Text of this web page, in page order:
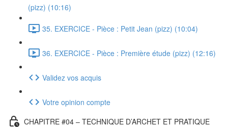
(pizz) (10:16)
35. EXERCICE - Pièce : Petit Jean (pizz) (10:04)
36. EXERCICE - Pièce : Première étude (pizz) (12:16)
Validez vos acquis
Votre opinion compte
CHAPITRE #04 – TECHNIQUE D’ARCHET ET PRATIQUE